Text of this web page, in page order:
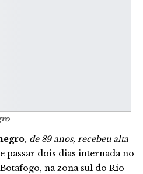
, de 89 anos, recebeu alta
passar dois dias internada no
na zona sul do Rio